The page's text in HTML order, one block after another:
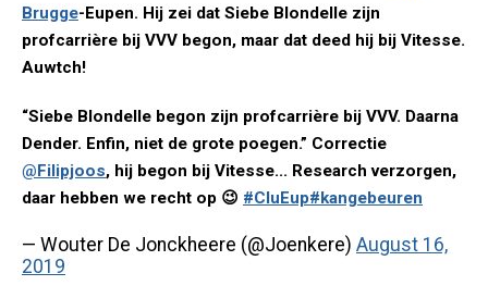
Brugge-Eupen. Hij zei dat Siebe Blondelle zijn
profcarrière bij VVV begon, maar dat deed hij bij Vitesse.
Auwtch!
“Siebe Blondelle begon zijn profcarrière bij VVV. Daarna
Dender. Enfin, niet de grote poegen.” Correctie
@Filipjoos, hij begon bij Vitesse... Research verzorgen,
daar hebben we recht op 😉 #CluEup#kangebeuren
— Wouter De Jonckheere (@Joenkere) August 16,
2019